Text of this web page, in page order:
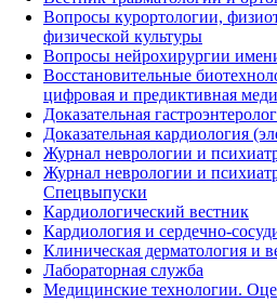
Вопросы курортологии,
физической культуры
Вопросы нейрохирургии
Восстановительные
цифровая и предиктивная
Доказательная
Доказательная кардиология
Журнал неврологии и
Журнал неврологии и
Спецвыпуски
Кардиологический вестник
Кардиология и сердечно-
Клиническая дерматология и
Лабораторная служба
Медицинские технологии.